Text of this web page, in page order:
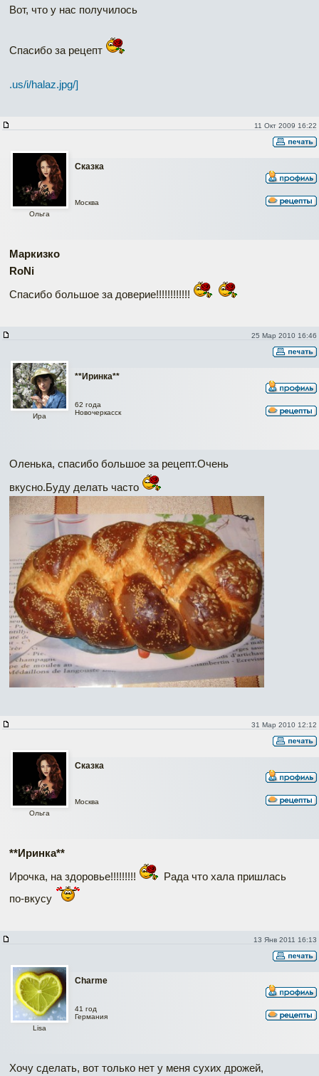
Вот, что у нас получилось
Спасибо за рецепт
.us/i/halaz.jpg/]
11 Окт 2009 16:22
Сказка
Ольга
Москва
Маркизко
RoNi
Спасибо большое за доверие!!!!!!!!!!!!
25 Мар 2010 16:46
**Иринка**
Ира
62 года
Новочеркасск
Оленька, спасибо большое за рецепт.Очень
вкусно.Буду делать часто
31 Мар 2010 12:12
Сказка
Ольга
Москва
**Иринка**
Ирочка, на здоровье!!!!!!!!!
Рада что хала пришлась
по-вкусу
13 Янв 2011 16:13
Charme
Lisa
41 год
Германия
Хочу сделать, вот только нет у меня сухих дрожей,